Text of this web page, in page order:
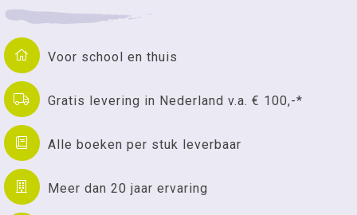
Voor school en thuis
Gratis levering in Nederland v.a. € 100,-*
Alle boeken per stuk leverbaar
Meer dan 20 jaar ervaring